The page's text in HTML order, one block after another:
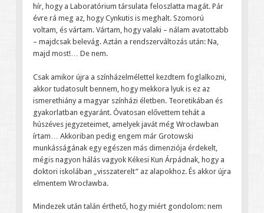
hír, hogy a Laboratórium társulata feloszlatta magát. Pár
évre rá meg az, hogy Cynkutis is meghalt. Szomorú
voltam, és vártam. Vártam, hogy valaki – nálam avatottabb
– majdcsak belevág. Aztán a rendszerváltozás után: Na,
majd most!… De nem.
Csak amikor újra a színházelmélettel kezdtem foglalkozni,
akkor tudatosult bennem, hogy mekkora lyuk is ez az
ismerethiány a magyar színházi életben. Teoretikában és
gyakorlatban egyaránt. Óvatosan elővettem tehát a
húszéves jegyzeteimet, amelyek javát még Wrocławban
írtam… Akkoriban pedig engem már Grotowski
munkásságának egy egészen más dimenziója érdekelt,
mégis nagyon hálás vagyok Kékesi Kun Árpádnak, hogy a
doktori iskolában „visszaterelt” az alapokhoz. És akkor újra
elmentem Wrocławba.
Mindezek után talán érthető, hogy miért gondolom: nem